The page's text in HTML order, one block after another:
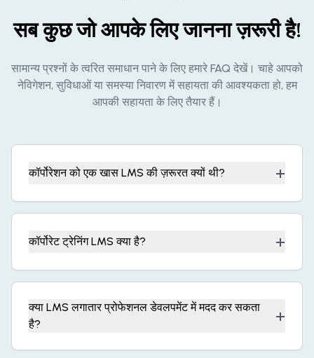
सब कुछ जो आपके लिए जानना ज़रूरी है!
सामान्य प्रश्नों के त्वरित समाधान पाने के लिए हमारे FAQ देखें। चाहे आपको
नेविगेशन, सुविधाओं या समस्या निवारण में सहायता की आवश्यकता हो, हम
आपकी सहायता के लिए तैयार हैं।
कॉर्पोरेशन को एक खास LMS की ज़रूरत क्यों थी? +
कॉर्पोरेट ट्रेनिंग LMS क्या है? +
क्या LMS लगातार प्रोफेशनल डेवलपमेंट में मदद कर सकता
है?
+